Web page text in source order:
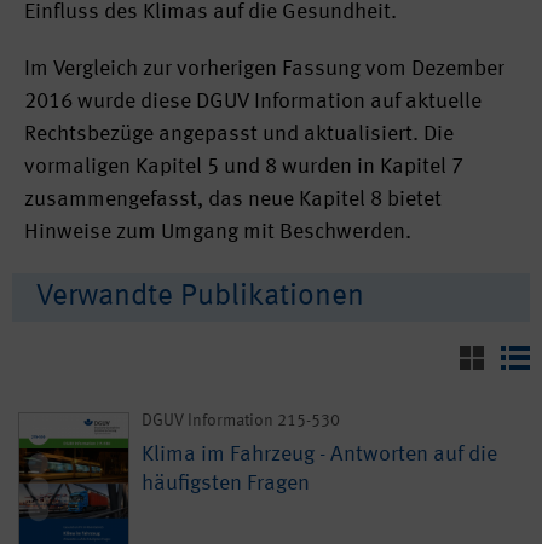
Einfluss des Klimas auf die Gesundheit.
Im Vergleich zur vorherigen Fassung vom Dezember
2016 wurde diese DGUV Information auf aktuelle
Rechtsbezüge angepasst und aktualisiert. Die
vormaligen Kapitel 5 und 8 wurden in Kapitel 7
zusammengefasst, das neue Kapitel 8 bietet
Hinweise zum Umgang mit Beschwerden.
Verwandte Publikationen
DGUV Information 215-530
Klima im Fahrzeug - Antworten auf die
häufigsten Fragen